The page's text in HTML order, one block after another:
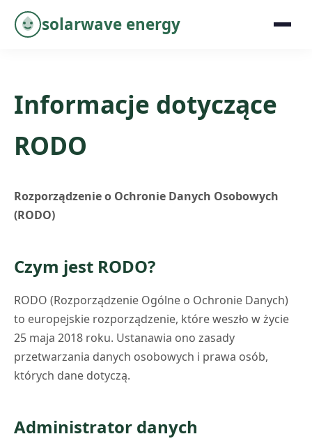
solarwave energy
Informacje dotyczące
RODO
Rozporządzenie o Ochronie Danych Osobowych
(RODO)
Czym jest RODO?
RODO (Rozporządzenie Ogólne o Ochronie Danych)
to europejskie rozporządzenie, które weszło w życie
25 maja 2018 roku. Ustanawia ono zasady
przetwarzania danych osobowych i prawa osób,
których dane dotyczą.
Administrator danych